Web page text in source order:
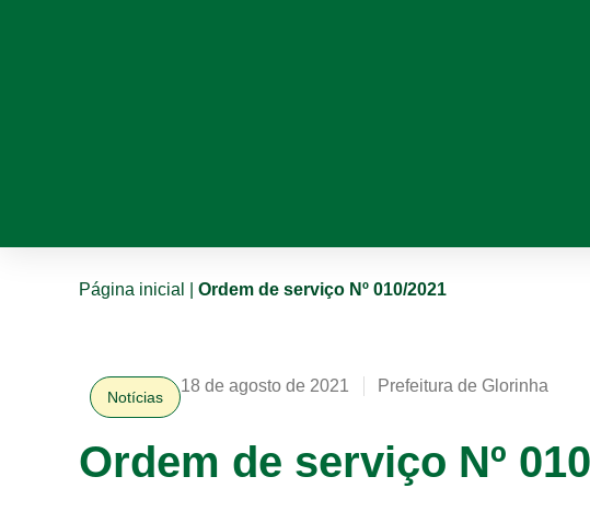
Página inicial Ordem de serviço Nº 010/2021
Notícias
18 de agosto de 2021 Prefeitura de Glorinha
Ordem de serviço Nº